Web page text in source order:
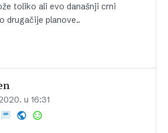
toliko ali evo današnji crni
drugačije planove..
u 16:31